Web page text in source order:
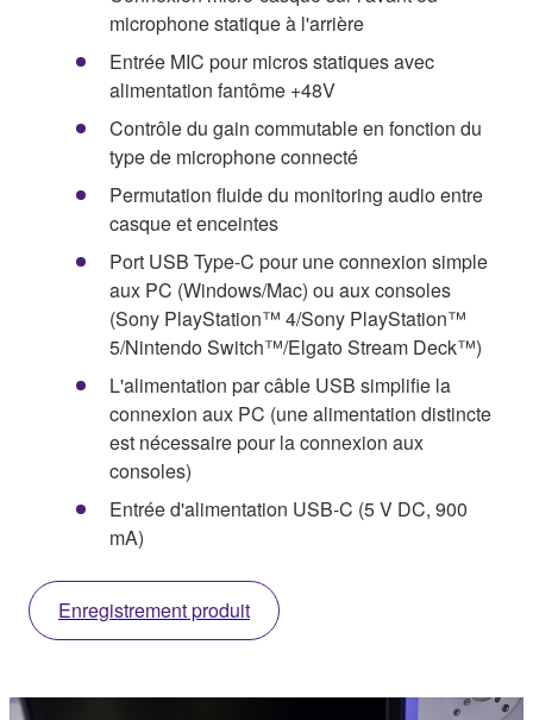
microphone statique à l'arrière
Entrée MIC pour micros statiques avec
alimentation fantôme +48V
Contrôle du gain commutable en fonction du
type de microphone connecté
Permutation fluide du monitoring audio entre
casque et enceintes
Port USB Type-C pour une connexion simple
aux PC (Windows/Mac) ou aux consoles
(Sony PlayStation™ 4/Sony PlayStation™
5/Nintendo Switch™/Elgato Stream Deck™)
L'alimentation par câble USB simplifie la
connexion aux PC (une alimentation distincte
est nécessaire pour la connexion aux
consoles)
Entrée d'alimentation USB-C (5 V DC, 900
mA)
Enregistrement produit